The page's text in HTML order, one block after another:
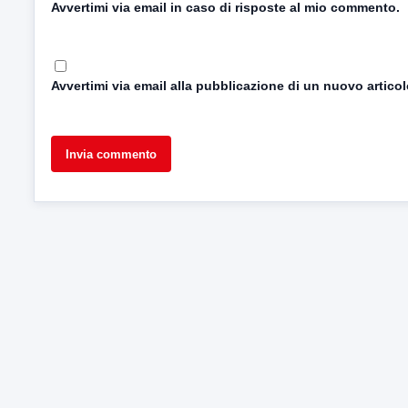
Avvertimi via email in caso di risposte al mio commento.
Avvertimi via email alla pubblicazione di un nuovo